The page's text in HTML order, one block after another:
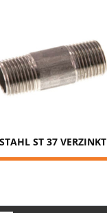
ST 37 VERZINKT